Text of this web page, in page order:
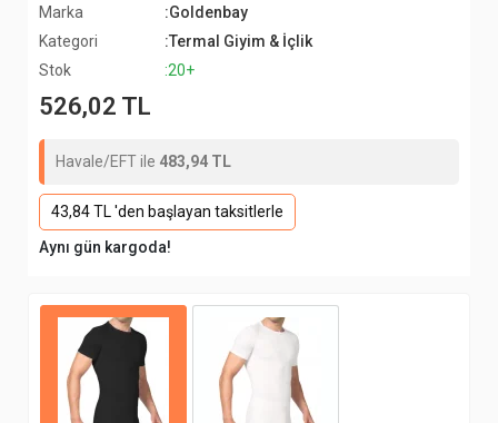
Marka
:Goldenbay
Kategori
:Termal Giyim & İçlik
Stok
:20+
526,02 TL
Havale/EFT ile 483,94 TL
43,84 TL 'den başlayan taksitlerle
Aynı gün kargoda!